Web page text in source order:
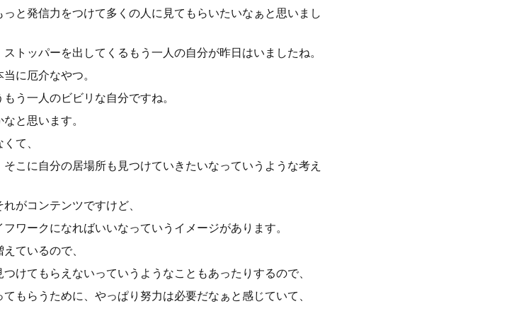
と発信力をつけて多くの人に見てもらいたいなぁと思いまし
トッパーを出してくるもう一人の自分が昨日はいましたね。
に厄介なやつ。
う一人のビビリな自分ですね。
と思います。
て、
こに自分の居場所も見つけていきたいなっていうような考え
がコンテンツですけど、
ワークになればいいなっていうイメージがあります。
ているので、
けてもらえないっていうようなこともあったりするので、
もらうために、やっぱり努力は必要だなぁと感じていて、